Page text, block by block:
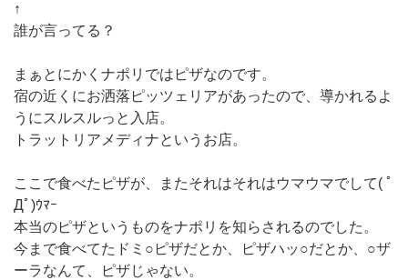
↑
誰が言ってる？
まぁとにかくナポリではピザなのです。
宿の近くにお洒落ピッツェリアがあったので、導かれるよ
うにスルスルっと入店。
トラットリアメディナというお店。
ここで食べたピザが、またそれはそれはウマウマでして( ﾟ
Дﾟ)ｳﾏｰ
本当のピザというものをナポリを知らされるのでした。
今まで食べてたドミ○ピザだとか、ピザハッ○だとか、○ザ
ーラなんて、ピザじゃない。